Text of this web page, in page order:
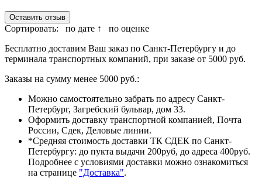
Оставить отзыв
Сортировать: по дате ↑
по оценке
Бесплатно доставим Ваш заказ по Санкт-Петербургу и до
терминала транспортных компаний, при заказе от 5000 руб.
Заказы на сумму менее 5000 руб.:
Можно самостоятельно забрать по адресу Санкт-
Петербург, Загребский бульвар, дом 33.
Оформить доставку транспортной компанией, Почта
России, Сдек, Деловые линии.
*Средняя стоимость доставки ТК СДЕК по Санкт-
Петербургу: до пукта выдачи 200руб, до адреса 400руб.
Подробнее с условиями доставки можно ознакомиться
на странице "Доставка".